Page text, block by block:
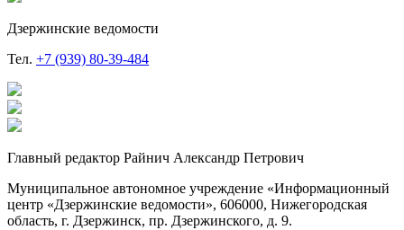
Дзержинские ведомости
Тел. +7 (939) 80-39-484
Главный редактор Райнич Александр Петрович
Муниципальное автономное учреждение «Информационный
центр «Дзержинские ведомости», 606000, Нижегородская
область, г. Дзержинск, пр. Дзержинского, д. 9.